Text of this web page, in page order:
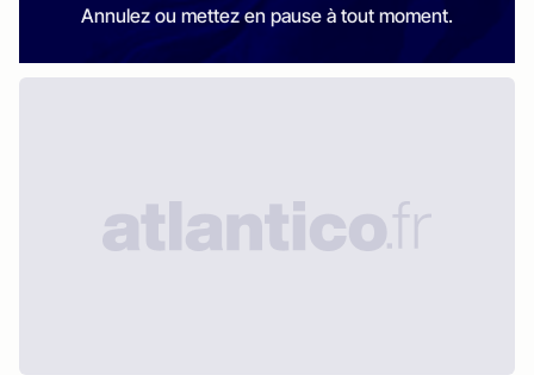
Annulez ou mettez en pause à tout moment.